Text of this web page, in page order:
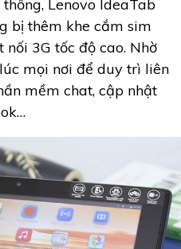
Lenovo IdeaTab
bị thêm khe cắm sim
3G tốc độ cao. Nhờ
mọi nơi để duy trì liên
mềm chat, cập nhật